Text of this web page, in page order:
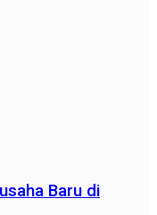
Baru di